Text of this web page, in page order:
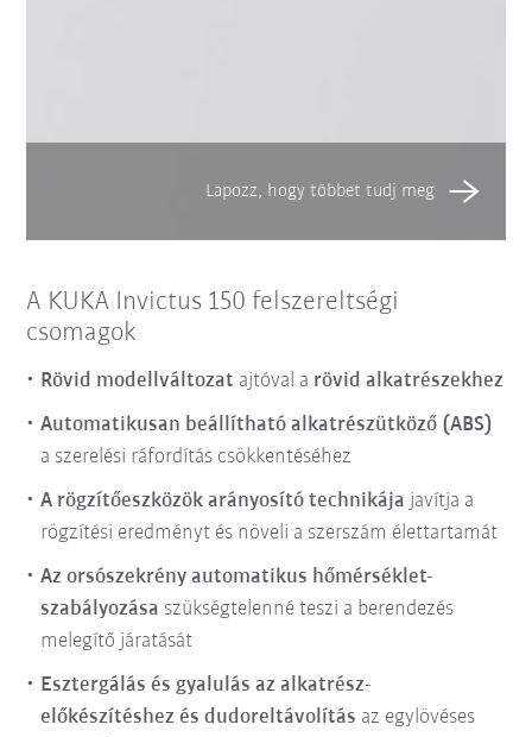
A KUKA Invictus 150 felszereltségi
csomagok
Rövid modellváltozat ajtóval a rövid alkatrészekhez
Automatikusan beállítható alkatrészütköző (ABS)
a szerelési ráfordítás csökkentéséhez
A rögzítőeszközök arányosító technikája javítja a
rögzítési eredményt és növeli a szerszám élettartamát
Az orsószekrény automatikus hőmérséklet-
szabályozása szükségtelenné teszi a berendezés
melegítő járatását
Esztergálás és gyalulás az alkatrész-
előkészítéshez és dudoreltávolítás az egylövéses